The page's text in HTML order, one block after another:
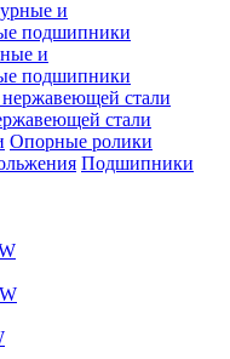
и
подшипники
стали
Опорные ролики
Подшипники